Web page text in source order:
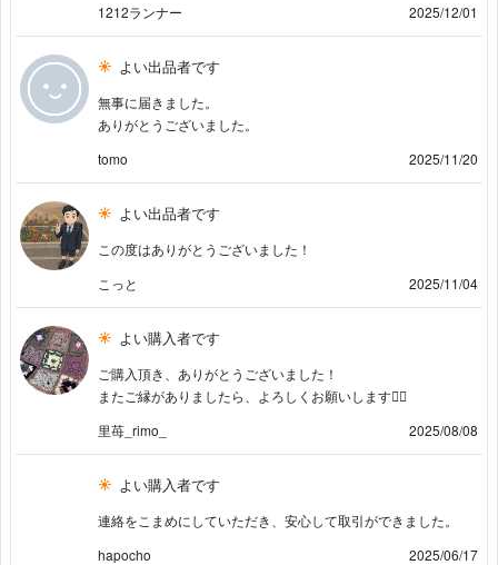
1212ランナー
2025/12/01
よい出品者です
無事に届きました。
ありがとうございました。
tomo
2025/11/20
よい出品者です
この度はありがとうございました！
こっと
2025/11/04
よい購入者です
ご購入頂き、ありがとうございました！
またご縁がありましたら、よろしくお願いします🙇‍♀️
里苺_rimo_
2025/08/08
よい購入者です
連絡をこまめにしていただき、安心して取引ができました。
hapocho
2025/06/17